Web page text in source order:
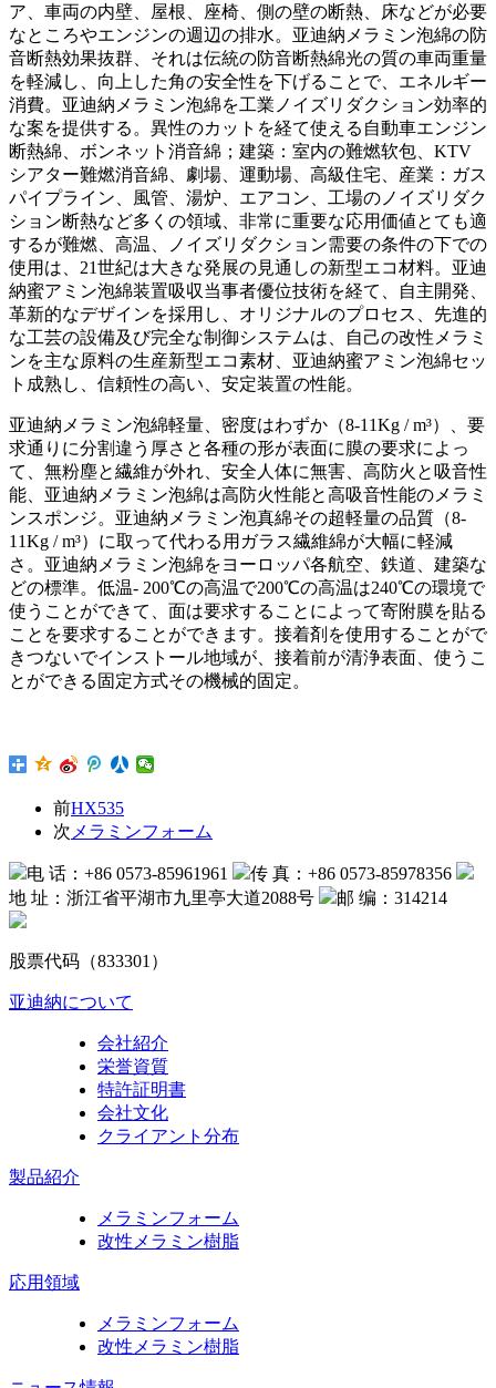
ア、車両の内壁、屋根、座椅、側の壁の断熱、床などが必要
なところやエンジンの週辺の排水。亚迪納メラミン泡綿の防
音断熱効果抜群、それは伝統の防音断熱綿光の質の車両重量
を軽減し、向上した角の安全性を下げることで、エネルギー
消費。亚迪納メラミン泡綿を工業ノイズリダクション効率的
な案を提供する。異性のカットを経て使える自動車エンジン
断熱綿、ボンネット消音綿；建築：室内の難燃软包、KTV
シアター難燃消音綿、劇場、運動場、高級住宅、産業：ガス
パイプライン、風管、湯炉、エアコン、工場のノイズリダク
ション断熱など多くの領域、非常に重要な応用価値とても適
するが難燃、高温、ノイズリダクション需要の条件の下での
使用は、21世紀は大きな発展の見通しの新型エコ材料。亚迪
納蜜アミン泡綿装置吸収当事者優位技術を経て、自主開発、
革新的なデザインを採用し、オリジナルのプロセス、先進的
な工芸の設備及び完全な制御システムは、自己の改性メラミ
ンを主な原料の生産新型エコ素材、亚迪納蜜アミン泡綿セッ
ト成熟し、信頼性の高い、安定装置の性能。
亚迪納メラミン泡綿軽量、密度はわずか（8-11Kg / m³）、要
求通りに分割違う厚さと各種の形が表面に膜の要求によっ
て、無粉塵と繊維が外れ、安全人体に無害、高防火と吸音性
能、亚迪納メラミン泡綿は高防火性能と高吸音性能のメラミ
ンスポンジ。亚迪納メラミン泡真綿その超軽量の品質（8-
11Kg / m³）に取って代わる用ガラス繊維綿が大幅に軽減
さ。亚迪納メラミン泡綿をヨーロッパ各航空、鉄道、建築な
どの標準。低温- 200℃の高温で200℃の高温は240℃の環境で
使うことができて、面は要求することによって寄附膜を貼る
ことを要求することができます。接着剤を使用することがで
きつないでインストール地域が、接着前が清浄表面、使うこ
とができる固定方式その機械的固定。
前HX535
次 メラミンフォーム
电 话：+86 0573-85961961
传 真：+86 0573-85978356
地 址：浙江省平湖市九里亭大道2088号
邮 编：314214
股票代码（833301）
亚迪納について
会社紹介
栄誉資質
特許証明書
会社文化
クライアント分布
製品紹介
メラミンフォーム
改性メラミン樹脂
応用領域
メラミンフォーム
改性メラミン樹脂